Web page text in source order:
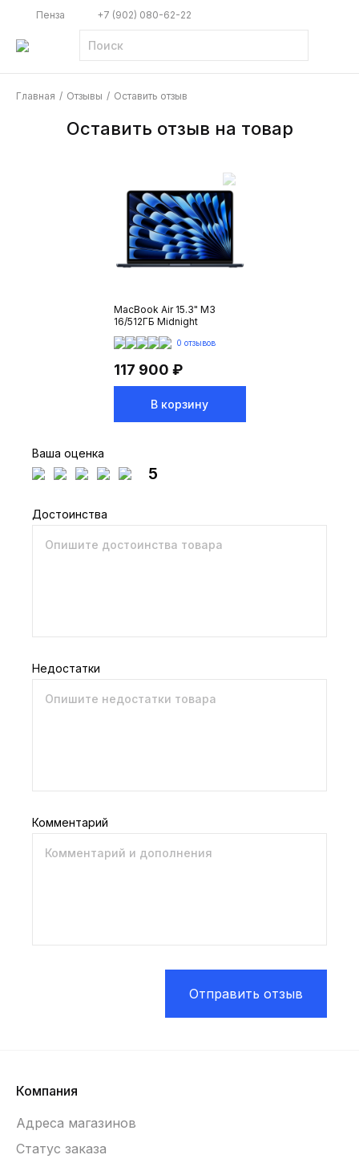
Пенза +7 (902) 080-62-22
Главная / Отзывы / Оставить отзыв
Оставить отзыв на товар
MacBook Air 15.3" M3
16/512ГБ Midnight
0 отзывов
117 900 ₽
В корзину
Ваша оценка
5
Достоинства
Недостатки
Комментарий
Отправить отзыв
Компания
Адреса магазинов
Статус заказа